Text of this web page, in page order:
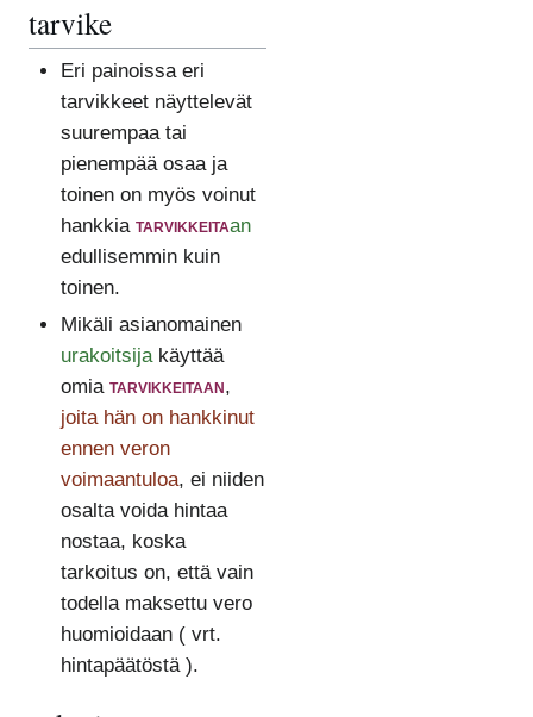
tarvike
Eri painoissa eri
tarvikkeet näyttelevät
suurempaa tai
pienempää osaa ja
toinen on myös voinut
hankkia tarvikkeitaan
edullisemmin kuin
toinen.
Mikäli asianomainen
urakoitsijakäyttää
omia tarvikkeitaan,
joita hän on hankkinut
ennen veron
voimaantuloa, ei niiden
osalta voida hintaa
nostaa, koska
tarkoitus on, että vain
todella maksettu vero
huomioidaan ( vrt.
hintapäätöstä ).